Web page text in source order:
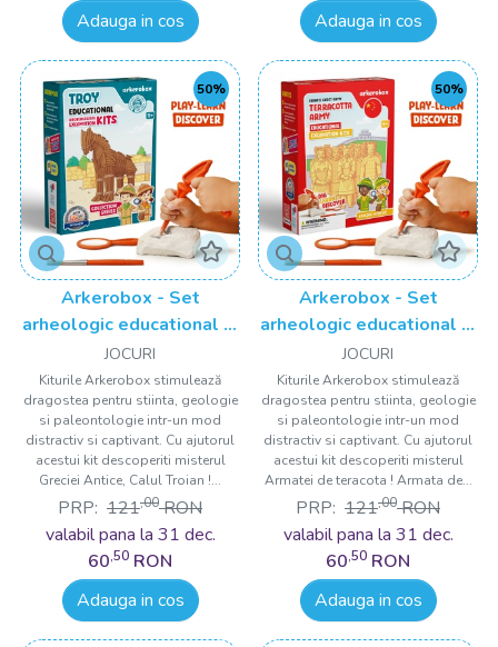
Adauga in cos Adauga in cos
50%
Arkerobox - Set
arheologic educational si
puzzle 3D, Grecia Antica,
Calul Troian
JOCURI
Kiturile Arkerobox stimulează
dragostea pentru stiinta, geologie
si paleontologie intr-un mod
distractiv si captivant. Cu ajutorul
acestui kit descoperiti misterul
Greciei Antice, Calul Troian !...
PRP: 121,00 RON
valabil pana la 31 dec.
60,50 RON
Adauga in cos
50%
Arkerobox - Set
arheologic educational si
puzzle 3D, Armata de
teracota
JOCURI
Kiturile Arkerobox stimulează
dragostea pentru stiinta, geologie
si paleontologie intr-un mod
distractiv si captivant. Cu ajutorul
acestui kit descoperiti misterul
Armatei de teracota ! Armata de...
PRP: 121,00 RON
valabil pana la 31 dec.
60,50 RON
Adauga in cos